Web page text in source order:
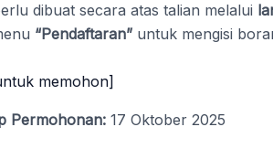
dibuat secara atas talian melalui
“Pendaftaran”untuk mengisi
memohon]
Permohonan:17 Oktober 2025